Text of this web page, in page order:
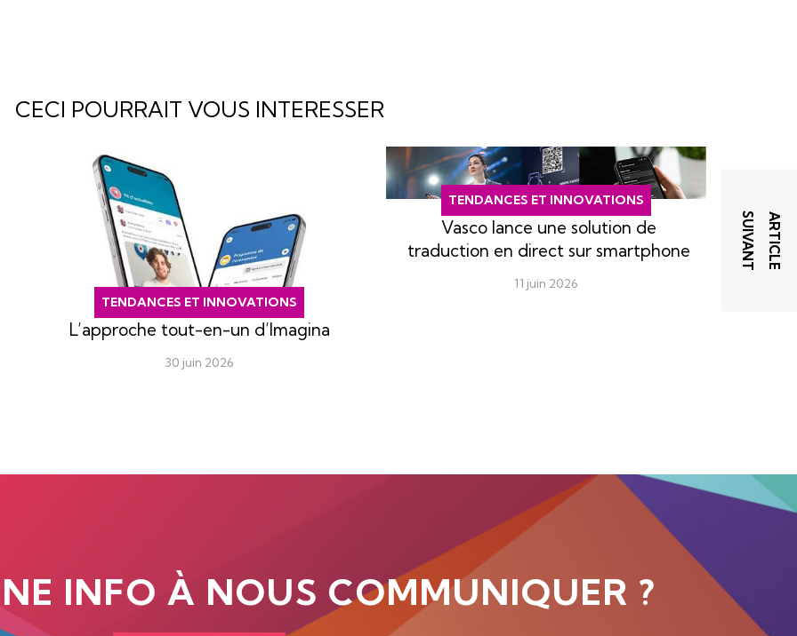
A
R
T
I
C
L
E
S
U
I
V
A
N
T
CECI POURRAIT VOUS INTERESSER
TENDANCES ET INNOVATIONS
L’approche tout-en-un d’Imagina
30 juin 2026
TENDANCES ET INNOVATIONS
Vasco lance une solution de
traduction en direct sur smartphone
11 juin 2026
INFO À NOUS COMMUNIQUER ?